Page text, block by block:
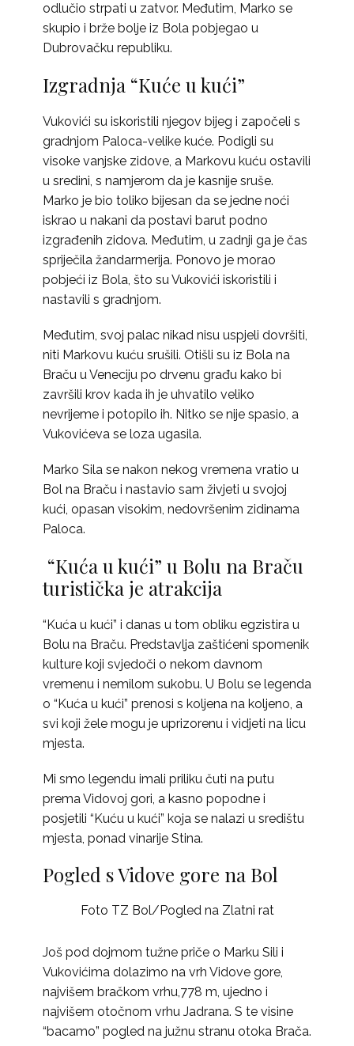
odlučio strpati u zatvor. Međutim, Marko se
skupio i brže bolje iz Bola pobjegao u
Dubrovačku republiku.
Izgradnja “Kuće u kući”
Vukovići su iskoristili njegov bijeg i započeli s
gradnjom Paloca-velike kuće. Podigli su
visoke vanjske zidove, a Markovu kuću ostavili
u sredini, s namjerom da je kasnije sruše.
Marko je bio toliko bijesan da se jedne noći
iskrao u nakani da postavi barut podno
izgrađenih zidova. Međutim, u zadnji ga je čas
spriječila žandarmerija. Ponovo je morao
pobjeći iz Bola, što su Vukovići iskoristili i
nastavili s gradnjom.
Međutim, svoj palac nikad nisu uspjeli dovršiti,
niti Markovu kuću srušili. Otišli su iz Bola na
Braču u Veneciju po drvenu građu kako bi
završili krov kada ih je uhvatilo veliko
nevrijeme i potopilo ih. Nitko se nije spasio, a
Vukovićeva se loza ugasila.
Marko Sila se nakon nekog vremena vratio u
Bol na Braču i nastavio sam živjeti u svojoj
kući, opasan visokim, nedovršenim zidinama
Paloca.
“Kuća u kući” u Bolu na Braču
turistička je atrakcija
“Kuća u kući” i danas u tom obliku egzistira u
Bolu na Braču. Predstavlja zaštićeni spomenik
kulture koji svjedoči o nekom davnom
vremenu i nemilom sukobu. U Bolu se legenda
o “Kuća u kući” prenosi s koljena na koljeno, a
svi koji žele mogu je uprizorenu i vidjeti na licu
mjesta.
Mi smo legendu imali priliku čuti na putu
prema Vidovoj gori, a kasno popodne i
posjetili “Kuću u kući” koja se nalazi u središtu
mjesta, ponad vinarije Stina.
Pogled s Vidove gore na Bol
Foto TZ Bol/Pogled na Zlatni rat
Još pod dojmom tužne priče o Marku Sili i
Vukovićima dolazimo na vrh Vidove gore,
najvišem bračkom vrhu,778 m, ujedno i
najvišem otočnom vrhu Jadrana. S te visine
“bacamo” pogled na južnu stranu otoka Brača.